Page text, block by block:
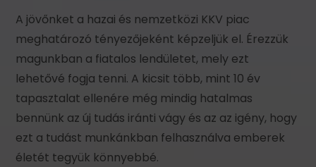
A jövőnket a hazai és nemzetközi KKV piac
meghatározó tényezőjeként képzeljük el. Érezzük
magunkban a fiatalos lendületet, mely ezt
lehetővé fogja tenni. A kicsit több, mint 10 év
tapasztalat ellenére még mindig hatalmas
bennünk az új tudás iránti vágy és az az igény, hogy
ezt a tudást munkánkban felhasználva emberek
életét tegyük könnyebbé.